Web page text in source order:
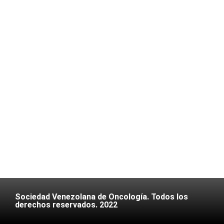
Sociedad Venezolana de Oncología. Todos los
derechos reservados. 2022